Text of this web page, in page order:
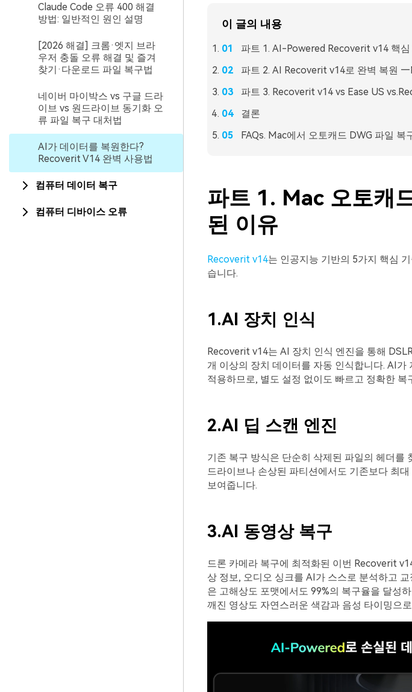
Claude Code 오류 400 해결
방법: 일반적인 원인 설명
[2026 해결] 크롬·엣지 브라
우저 충돌 오류 해결 및 즐겨
찾기·다운로드 파일 복구법
네이버 마이박스 vs 구글 드라
이브 vs 원드라이브 동기화 오
류 파일 복구 대처법
AI가 데이터를 복원한다?
Recoverit V14 완벽 사용법
컴퓨터 데이터 복구
컴퓨터 디바이스 오류
이 글의 내용
파트 1. AI-Powered Recoverit v14 핵심
파트 2. AI Recoverit v14로 완벽 복원
파트 3. Recoverit v14 vs Ease US
결론
FAQs. Mac에서 오토캐드 DWG 파일 복
파트 1. Mac 오토캐
된 이유
Recoverit v14는 인공지능 기반의 5가지 핵심
습니다.
1.AI 장치 인식
Recoverit v14는 AI 장치 인식 엔진을 통해
개 이상의 장치 데이터를 자동 인식합니다. AI
적용하므로, 별도 설정 없이도 빠르고 정확한 복
2.AI 딥 스캔 엔진
기존 복구 방식은 단순히 삭제된 파일의 헤더를
드라이브나 손상된 파티션에서도 기존보다 최
보여줍니다.
3.AI 동영상 복구
드론 카메라 복구에 최적화된 이번 Recoverit
상 정보, 오디오 싱크를 AI가 스스로 분석하고
은 고해상도 포맷에서도 99%의 복구율을 달성
깨진 영상도 자연스러운 색감과 음성 타이밍으